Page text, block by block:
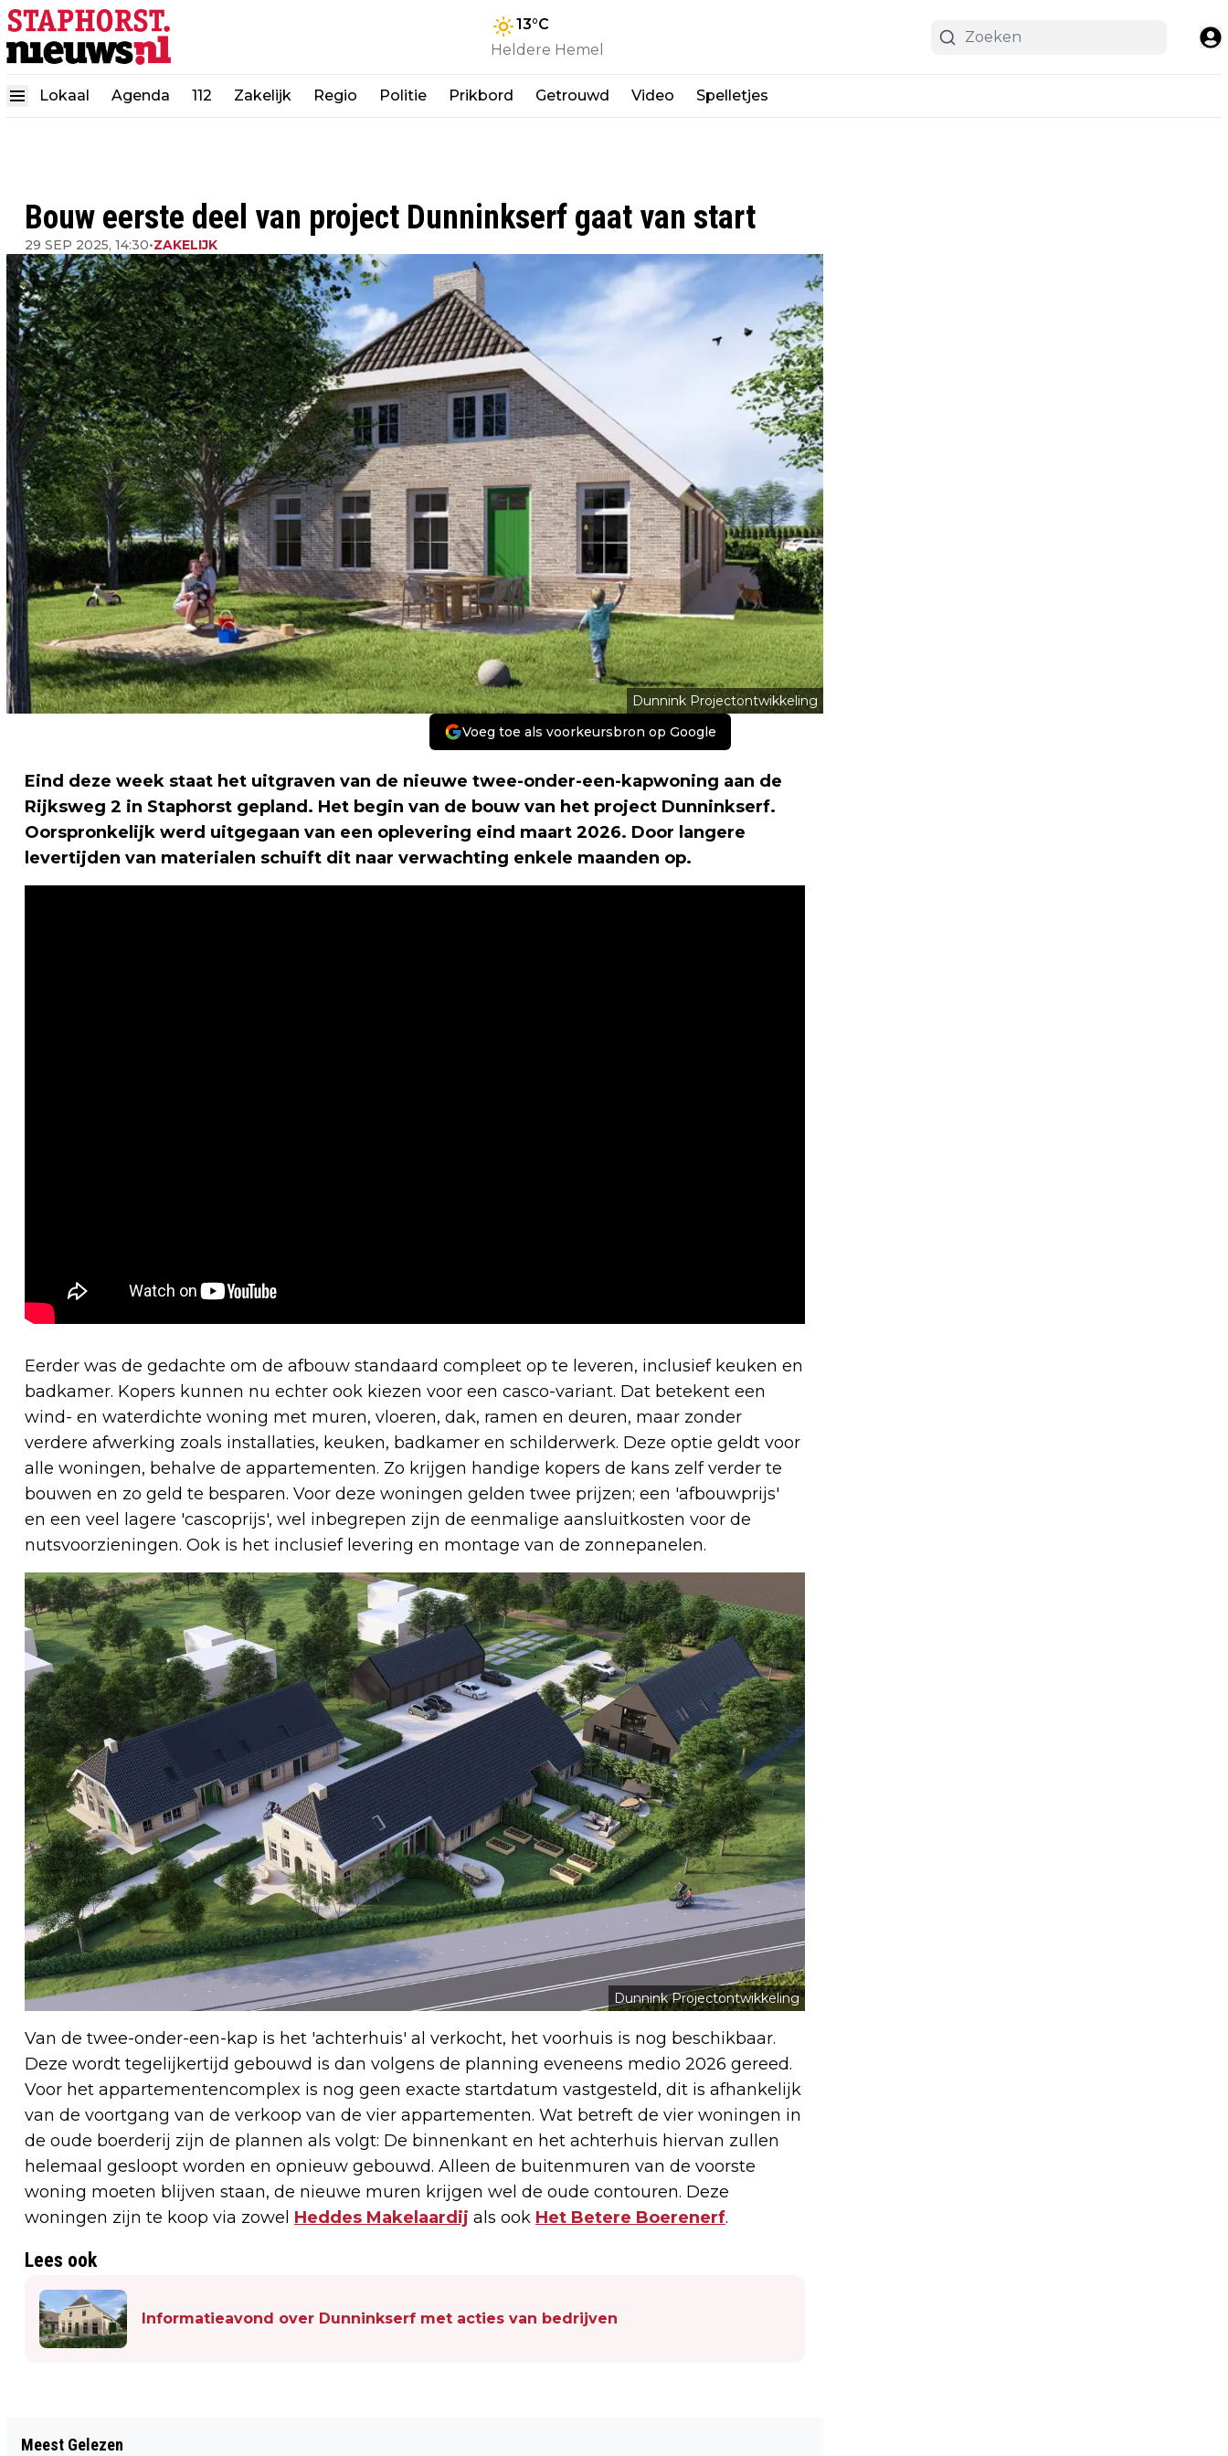
13°C
Heldere Hemel
Lokaal Agenda 112 Zakelijk Regio Politie Prikbord Getrouwd Video Spelletjes
Bouw eerste deel van project Dunninkserf gaat van start
29 SEP 2025, 14:30•ZAKELIJK
Dunnink Projectontwikkeling
Voeg toe als voorkeursbron op Google
Eind deze week staat het uitgraven van de nieuwe twee-onder-een-kapwoning aan de
Rijksweg 2 in Staphorst gepland. Het begin van de bouw van het project Dunninkserf.
Oorspronkelijk werd uitgegaan van een oplevering eind maart 2026. Door langere
levertijden van materialen schuift dit naar verwachting enkele maanden op.
Eerder was de gedachte om de afbouw standaard compleet op te leveren, inclusief keuken en
badkamer. Kopers kunnen nu echter ook kiezen voor een casco-variant. Dat betekent een
wind- en waterdichte woning met muren, vloeren, dak, ramen en deuren, maar zonder
verdere afwerking zoals installaties, keuken, badkamer en schilderwerk. Deze optie geldt voor
alle woningen, behalve de appartementen. Zo krijgen handige kopers de kans zelf verder te
bouwen en zo geld te besparen. Voor deze woningen gelden twee prijzen; een 'afbouwprijs'
en een veel lagere 'cascoprijs', wel inbegrepen zijn de eenmalige aansluitkosten voor de
nutsvoorzieningen. Ook is het inclusief levering en montage van de zonnepanelen.
Dunnink Projectontwikkeling
Van de twee-onder-een-kap is het 'achterhuis' al verkocht, het voorhuis is nog beschikbaar.
Deze wordt tegelijkertijd gebouwd is dan volgens de planning eveneens medio 2026 gereed.
Voor het appartementencomplex is nog geen exacte startdatum vastgesteld, dit is afhankelijk
van de voortgang van de verkoop van de vier appartementen. Wat betreft de vier woningen in
de oude boerderij zijn de plannen als volgt: De binnenkant en het achterhuis hiervan zullen
helemaal gesloopt worden en opnieuw gebouwd. Alleen de buitenmuren van de voorste
woning moeten blijven staan, de nieuwe muren krijgen wel de oude contouren. Deze
woningen zijn te koop via zowel Heddes Makelaardij als ook Het Betere Boerenerf.
Lees ook
Informatieavond over Dunninkserf met acties van bedrijven
Meest Gelezen